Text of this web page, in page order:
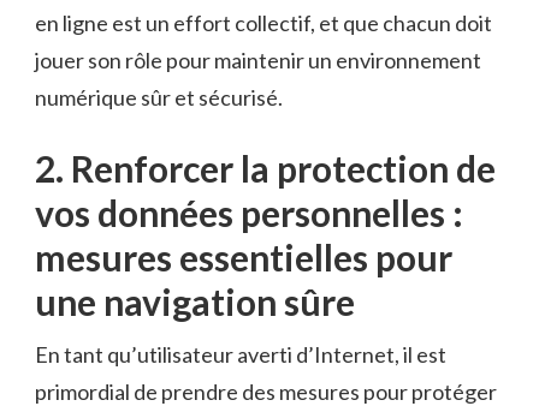
en ligne est un effort collectif, et que chacun‍ doit⁤
jouer son rôle pour maintenir un⁤ environnement
numérique‌ sûr et sécurisé.
2. Renforcer la protection​ de
vos données personnelles :
mesures essentielles pour
⁢une navigation⁤ sûre
En tant qu’utilisateur averti d’Internet, il est
primordial de prendre ​des mesures‍ pour protéger